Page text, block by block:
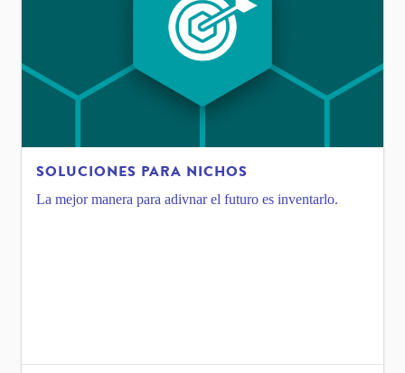
SOLUCIONES PARA NICHOS
La mejor manera para adivnar el futuro es inventarlo.